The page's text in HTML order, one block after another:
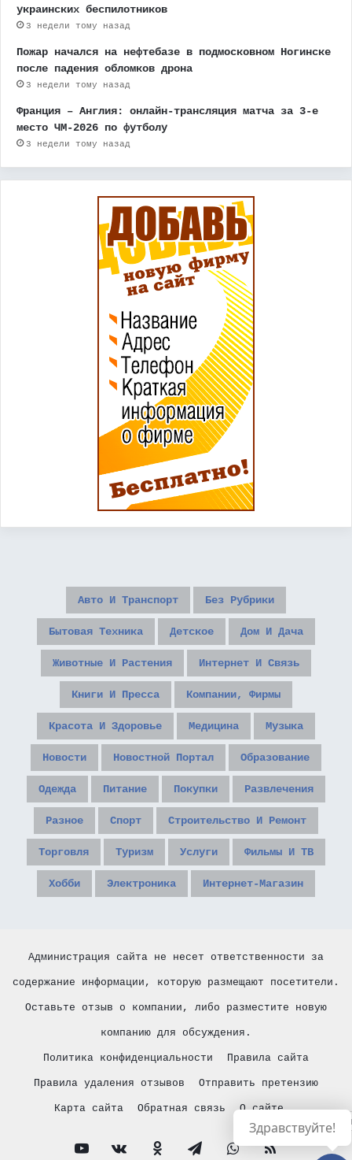
украинских беспилотников
3 недели тому назад
Пожар начался на нефтебазе в подмосковном Ногинске
после падения обломков дрона
3 недели тому назад
Франция – Англия: онлайн-трансляция матча за 3-е
место ЧМ-2026 по футболу
3 недели тому назад
Авто И Транспорт Без Рубрики
Бытовая Техника Детское Дом И Дача
Животные И Растения Интернет И Связь
Книги И Пресса Компании, Фирмы
Красота И Здоровье Медицина Музыка
Новости Новостной Портал Образование
Одежда Питание Покупки Развлечения
Разное Спорт Строительство И Ремонт
Торговля Туризм Услуги Фильмы И ТВ
Хобби Электроника Интернет-Магазин
Администрация сайта не несет ответственности за
содержание информации, которую размещают посетители.
Оставьте отзыв о компании, либо разместите новую
компанию для обсуждения.
Политика конфиденциальности Правила сайта
Правила удаления отзывов Отправить претензию
Карта сайта Обратная связь
О сайте
YouTubevk.comОдноклассники
TelegramWhatsApp
RSS
Здравствуйте!